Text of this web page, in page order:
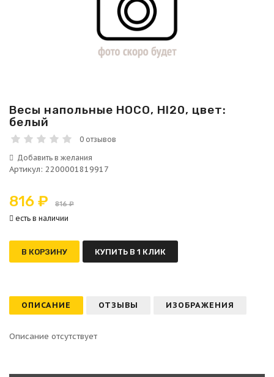
Весы напольные HOCO, HI20, цвет:
белый
0 отзывов
Артикул: 2200001819917
816 ₽ 816 ₽
есть в наличии
В КОРЗИНУ КУПИТЬ В 1 КЛИК
ОПИСАНИЕ ОТЗЫВЫ ИЗОБРАЖЕНИЯ
Описание отсутствует